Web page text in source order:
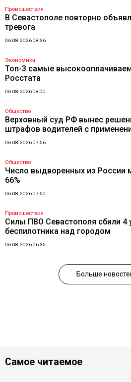
Происшествия
В Севастополе повторно
тревога
06.08.2026 08:36
Экономика
Топ-3 самые
Росстата
06.08.2026 08:00
Общество
Верховный суд РФ вынес
штрафов водителей с
06.08.2026 07:56
Общество
Число выдворенных из России
66%
06.08.2026 07:50
Происшествия
Силы ПВО Севастополя сбили 4
беспилотника над городом
06.08.2026 06:35
Больше
Самое читаемое